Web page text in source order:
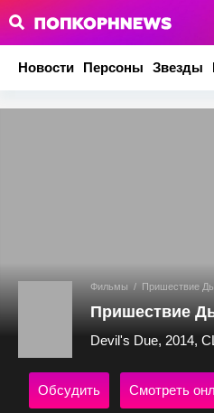
Новости Персоны Звезды
Фильмы / Пришествие
Пришествие
Devil's Due, 2014,
Обсудить Смотреть